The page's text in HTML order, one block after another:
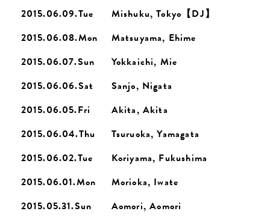
2015.06.09.Tue
Mishuku, Tokyo【DJ】
2015.06.08.Mon
Matsuyama, Ehime
2015.06.07.Sun
Yokkaichi, Mie
2015.06.06.Sat
Sanjo, Nigata
2015.06.05.Fri
Akita, Akita
2015.06.04.Thu
Tsuruoka, Yamagata
2015.06.02.Tue
Koriyama, Fukushima
2015.06.01.Mon
Morioka, Iwate
2015.05.31.Sun
Aomori, Aomori